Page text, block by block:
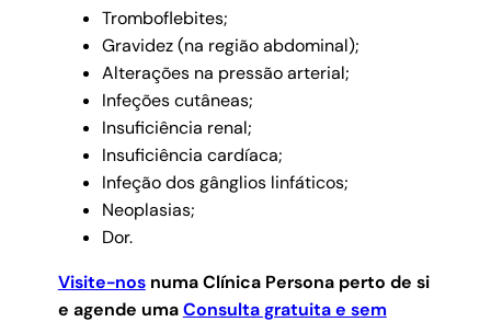
Tromboflebites;
Gravidez (na região abdominal);
Alterações na pressão arterial;
Infeções cutâneas;
Insuficiência renal;
Insuficiência cardíaca;
Infeção dos gânglios linfáticos;
Neoplasias;
Dor.
Visite-nosnuma Clínica Persona perto de si
e agende umaConsulta gratuita e sem